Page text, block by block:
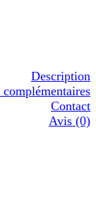
Description
Contact
Avis (0)